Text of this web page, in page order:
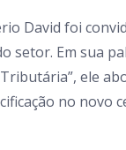
David foi
setor. Em sua
ele
no novo